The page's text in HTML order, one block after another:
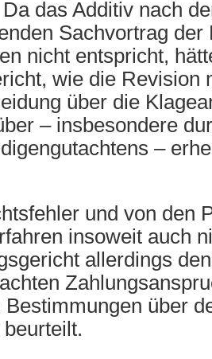
das Additiv nach
Sachvortrag der
nicht entspricht,
wie die Revision
über die
– insbesondere
–
und von den
insoweit auch
allerdings
Bestimmungen über
beurteilt.